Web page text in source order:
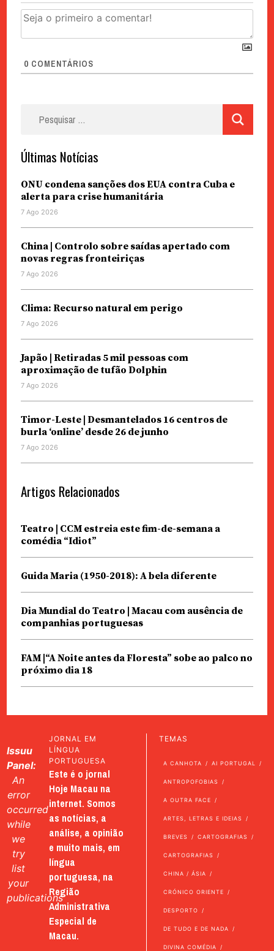
0 COMENTÁRIOS
Últimas Notícias
ONU condena sanções dos EUA contra Cuba e
alerta para crise humanitária
7 Ago 2026
China | Controlo sobre saídas apertado com
novas regras fronteiriças
7 Ago 2026
Clima: Recurso natural em perigo
7 Ago 2026
Japão | Retiradas 5 mil pessoas com
aproximação de tufão Dolphin
7 Ago 2026
Timor-Leste | Desmantelados 16 centros de
burla ‘online’ desde 26 de junho
7 Ago 2026
Artigos Relacionados
Teatro | CCM estreia este fim-de-semana a
comédia “Idiot”
Guida Maria (1950-2018): A bela diferente
Dia Mundial do Teatro | Macau com ausência de
companhias portuguesas
FAM |“A Noite antes da Floresta” sobe ao palco no
próximo dia 18
Issuu
Panel:
An
error
occurred
while
we
try
list
your
publications
JORNAL EM
LÍNGUA
PORTUGUESA
Este é o jornal
Hoje Macau na
internet. Somos
as notícias, a
análise, a opinião
e muito mais, em
língua
portuguesa, na
Região
Administrativa
Especial de
Macau.
TEMAS
A CANHOTA AI PORTUGAL
ANTROPOFOBIAS
A OUTRA FACE
ARTES, LETRAS E IDEIAS
BREVES CARTOGRAFIAS
CARTOGRAFIAS
CHINA / ÁSIA
CRÓNICO ORIENTE
DESPORTO
DE TUDO E DE NADA
DIVINA COMÉDIA